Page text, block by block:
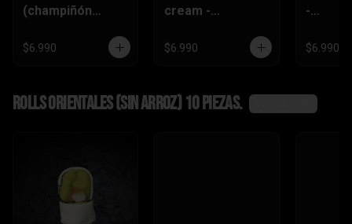
(champiñón
crema,pimentón)
$6.990
cream -
tempura,
$6.990
-
,queso
$6.990
Rolls Orientales (SIN ARROZ) 10 piezas.